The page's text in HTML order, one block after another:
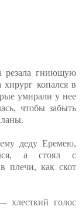
резала гниющую
копался в
умирали у нее
чтобы забыть
деду Еремею,
а стоял с
плечи, как скот
голос